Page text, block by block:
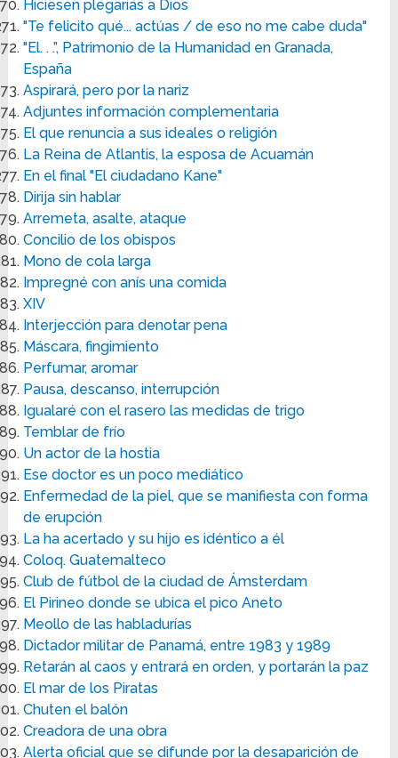
Hiciesen plegarias a Dios
"Te felicito qué... actúas / de eso no me cabe duda"
"El. . .”, Patrimonio de la Humanidad en Granada,
España
Aspirará, pero por la nariz
Adjuntes información complementaria
El que renuncia a sus ideales o religión
La Reina de Atlantis, la esposa de Acuamán
En el final "El ciudadano Kane"
Dirija sin hablar
Arremeta, asalte, ataque
Concilio de los obispos
Mono de cola larga
Impregné con anís una comida
XIV
Interjección para denotar pena
Máscara, fingimiento
Perfumar, aromar
Pausa, descanso, interrupción
Igualaré con el rasero las medidas de trigo
Temblar de frío
Un actor de la hostia
Ese doctor es un poco mediático
Enfermedad de la piel, que se manifiesta con forma
de erupción
La ha acertado y su hijo es idéntico a él
Coloq. Guatemalteco
Club de fútbol de la ciudad de Ámsterdam
El Pirineo donde se ubica el pico Aneto
Meollo de las habladurías
Dictador militar de Panamá, entre 1983 y 1989
Retarán al caos y entrará en orden, y portarán la paz
El mar de los Piratas
Chuten el balón
Creadora de una obra
Alerta oficial que se difunde por la desaparición de